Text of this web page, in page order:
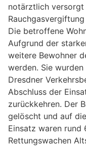
notärztlich versorgt
Die betroffene
Aufgrund der
weitere Bewohner
werden. Sie
Dresdner
Abschluss der
zurückkehren. Der
gelöscht und auf
Einsatz waren rund
Rettungswachen